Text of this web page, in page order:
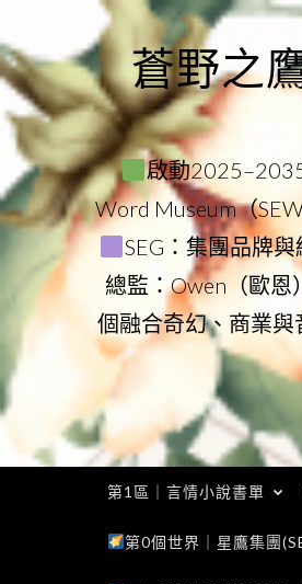
to
content
蒼野之
啟動
Word Museum（
SEG：集團品牌
總監：Owen（歐恩
個融合奇幻、商業
第1區｜言情小說書單
第0個世界｜星鷹集團